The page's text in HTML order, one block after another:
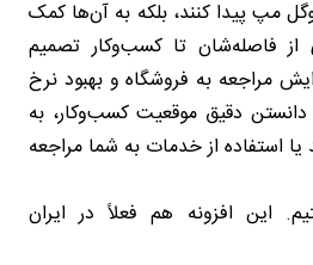
مپ پیدا کنند، بلکه به آن‌ها کمک
از فاصله‌شان تا کسب‌وکار تصمیم
مراجعه به فروشگاه و بهبود نرخ
دانستن دقیق موقعیت کسب‌وکار، به
استفاده از خدمات به شما مراجعه
این افزونه هم فعلاً در ایران